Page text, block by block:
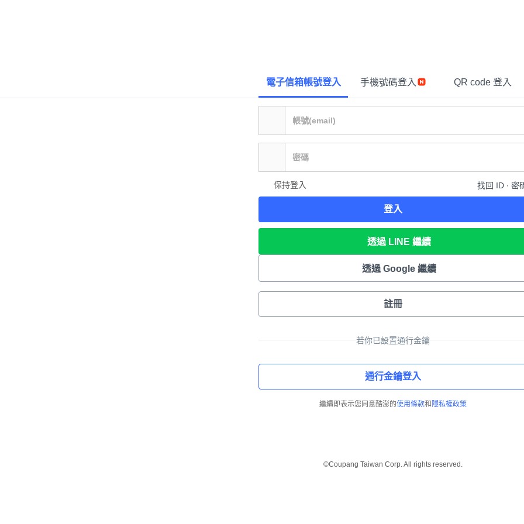
電子信箱帳號登入 手機號碼登入 QR code 登入
保持登入 找回 ID ∙ 密
登入
透過 LINE 繼續
透過 Google 繼續
註冊
若你已設置通行金鑰
通行金鑰登入
繼續即表示您同意酷澎的使用條款和 隱私權政策
©Coupang Taiwan Corp. All rights reserved.